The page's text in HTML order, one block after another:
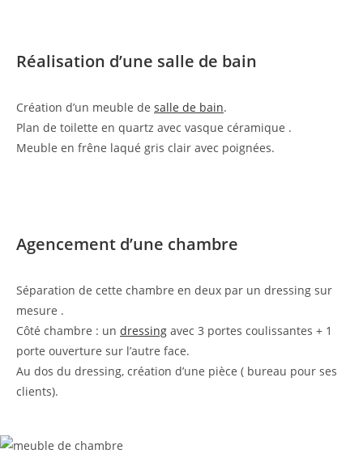
Réalisation d’une salle de bain
Création d’un meuble de salle de bain.
Plan de toilette en quartz avec vasque céramique .
Meuble en frêne laqué gris clair avec poignées.
Agencement d’une chambre
Séparation de cette chambre en deux par un dressing sur
mesure .
Côté chambre : un dressing avec 3 portes coulissantes + 1
porte ouverture sur l’autre face.
Au dos du dressing, création d’une pièce ( bureau pour ses
clients).